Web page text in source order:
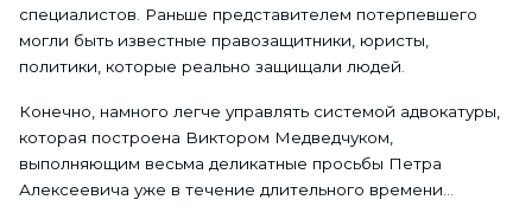
специалистов. Раньше представителем потерпевшего
могли быть известные правозащитники, юристы,
политики, которые реально защищали людей.
Конечно, намного легче управлять системой адвокатуры,
которая построена Виктором Медведчуком,
выполняющим весьма деликатные просьбы Петра
Алексеевича уже в течение длительного времени…